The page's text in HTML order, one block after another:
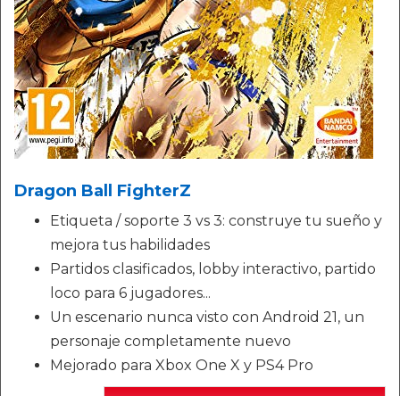
Dragon Ball FighterZ
Etiqueta / soporte 3 vs 3: construye tu sueño y
mejora tus habilidades
Partidos clasificados, lobby interactivo, partido
loco para 6 jugadores...
Un escenario nunca visto con Android 21, un
personaje completamente nuevo
Mejorado para Xbox One X y PS4 Pro